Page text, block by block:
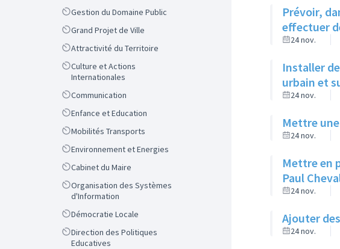
ScopeGestion du Domaine Public
ScopeGrand Projet de Ville
ScopeAttractivité du Territoire
Scope
Culture et Actions
Internationales
ScopeCommunication
ScopeEnfance et Education
ScopeMobilités Transports
ScopeEnvironnement et Energies
ScopeCabinet du Maire
Scope
Organisation des Systèmes
d'Information
ScopeDémocratie Locale
Scope
Direction des Politiques
Educatives
Prévoir,
effectuer
24 nov.
Installer
urbain et
24 nov.
Mettre
24 nov.
Mettre en
Paul
24 nov.
Ajouter
24 nov.